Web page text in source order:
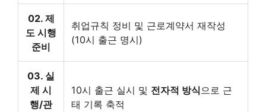
02. 제
도 시행
준비
취업규칙 정비 및 근로계약서 재작성
(10시 출근 명시)
03. 실
제 시
행/관
10시 출근 실시 및 전자적 방식으로 근
태 기록 축적